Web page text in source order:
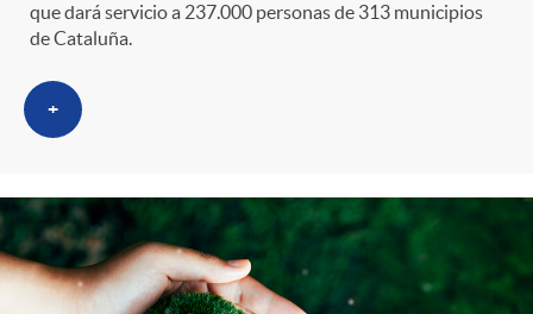
que dará servicio a 237.000 personas de 313 municipios
de Cataluña.
+